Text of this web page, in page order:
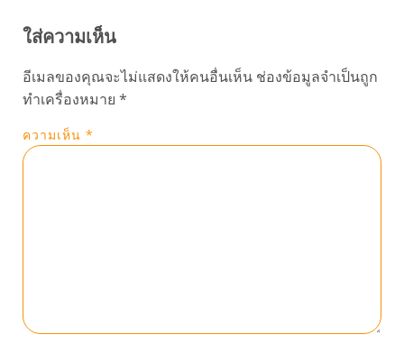
ใส่ความเห็น
อีเมลของคุณจะไม่แสดงให้คนอื่นเห็น ช่องข้อมูลจำเป็นถูก
ทำเครื่องหมาย *
ความเห็น *